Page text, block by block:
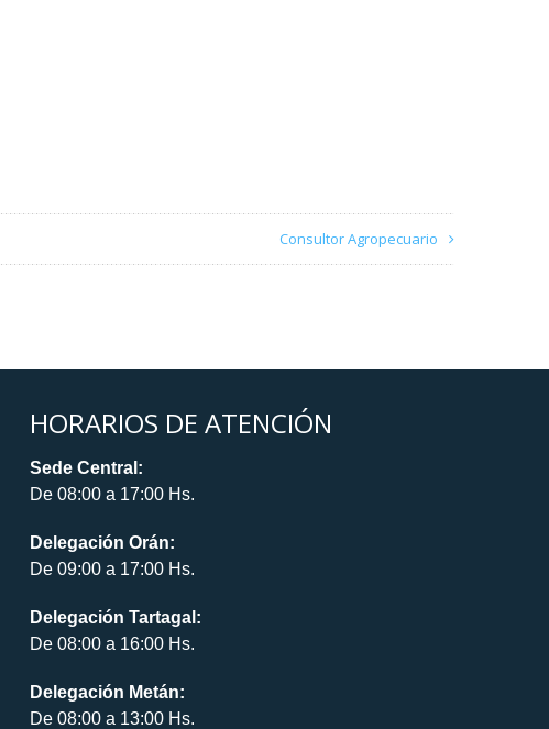
Consultor Agropecuario
HORARIOS DE ATENCIÓN
Sede Central:
De 08:00 a 17:00 Hs.
Delegación Orán:
De 09:00 a 17:00 Hs.
Delegación Tartagal:
De 08:00 a 16:00 Hs.
Delegación Metán:
De 08:00 a 13:00 Hs.